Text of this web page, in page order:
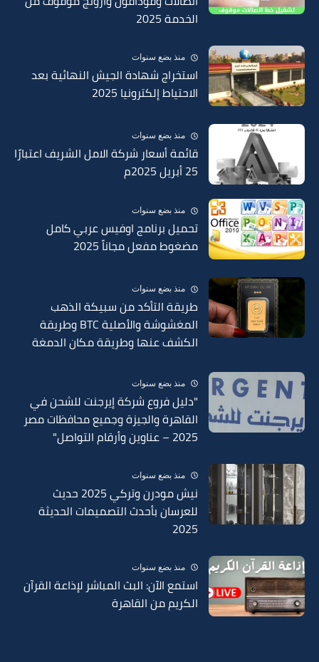
الخدمة 2025
منذ بضع سنوات
استخراج شهادة الجيش النهائية بعد
الاحتياط إلكترونيا 2025
منذ بضع سنوات
قائمة أسعار شركة الامل الشريف اعتبارًا
منذ بضع سنوات
تحميل برنامج اوفيس عربي كامل
مضغوط مفعل مجاناً 2025
منذ بضع سنوات
طريقة التأكد من سبيكة الذهب
المغشوشة والأصلية BTC وطريقة
الكشف عنها وطريقة مكان الدمغة
منذ بضع سنوات
"دليل فروع شركة إيرجنت للشحن في
القاهرة والجيزة وجميع محافظات مصر
2025 – عناوين وأرقام التواصل"
منذ بضع سنوات
نيش مودرن وتركي 2025 حديث
للعرسان بأحدث التصميمات الحديثة
2025
منذ بضع سنوات
استمع الآن: البث المباشر لإذاعة القرآن
الكريم من القاهرة